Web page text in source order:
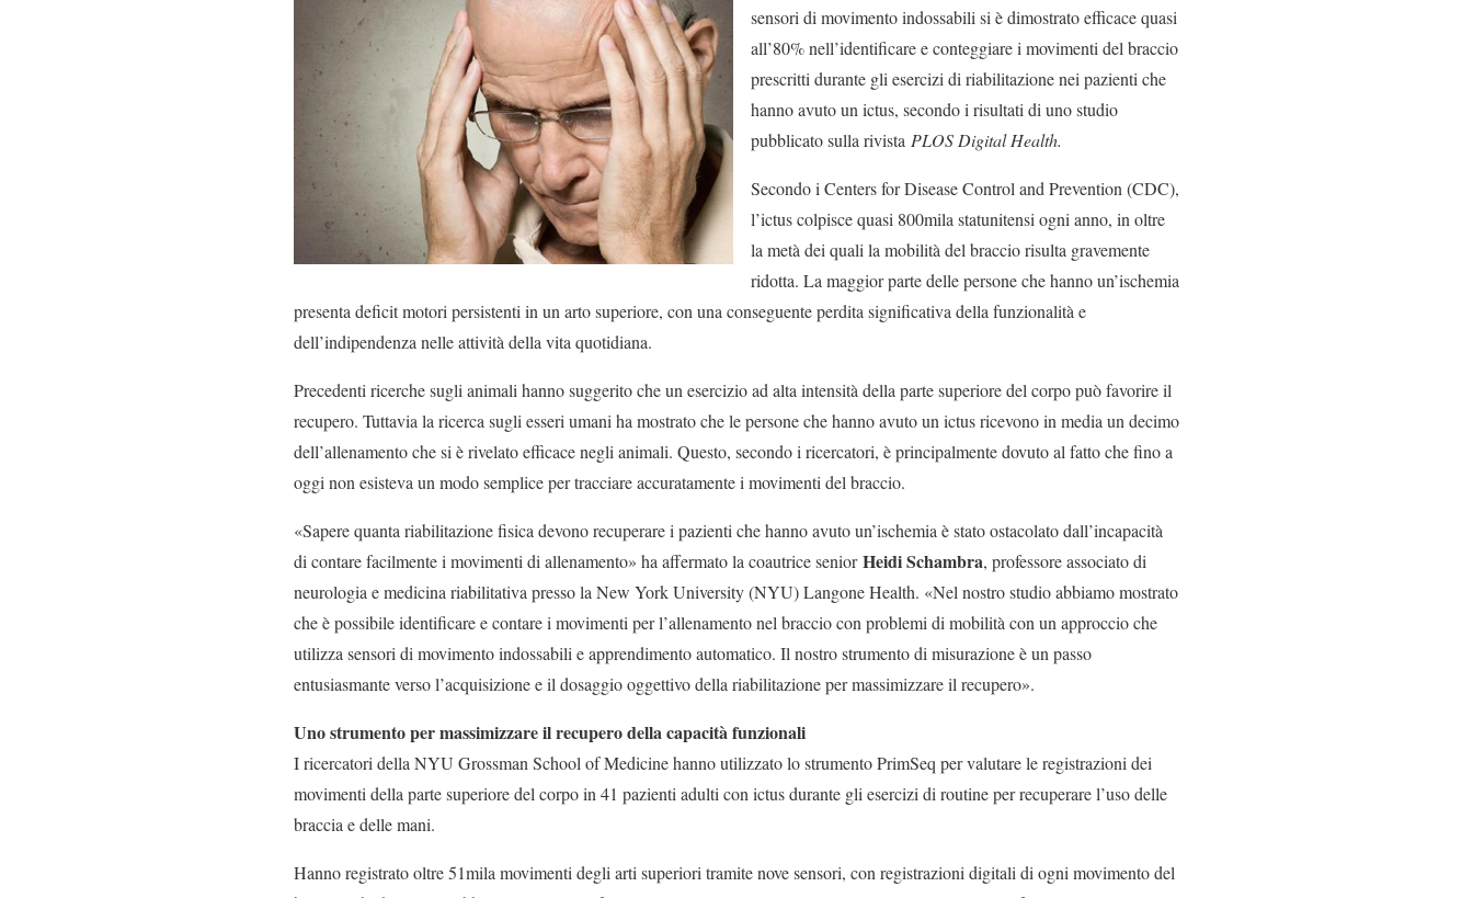
sensori di movimento indossabili si è dimostrato efficace quasi
all’80% nell’identificare e conteggiare i movimenti del braccio
prescritti durante gli esercizi di riabilitazione nei pazienti che
hanno avuto un ictus, secondo i risultati di uno studio
pubblicato sulla rivista PLOS Digital Health.
Secondo i Centers for Disease Control and Prevention (CDC),
l’ictus colpisce quasi 800mila statunitensi ogni anno, in oltre
la metà dei quali la mobilità del braccio risulta gravemente
ridotta. La maggior parte delle persone che hanno un’ischemia
presenta deficit motori persistenti in un arto superiore, con una conseguente perdita significativa della funzionalità e
dell’indipendenza nelle attività della vita quotidiana.
Precedenti ricerche sugli animali hanno suggerito che un esercizio ad alta intensità della parte superiore del corpo può favorire il
recupero. Tuttavia la ricerca sugli esseri umani ha mostrato che le persone che hanno avuto un ictus ricevono in media un decimo
dell’allenamento che si è rivelato efficace negli animali. Questo, secondo i ricercatori, è principalmente dovuto al fatto che fino a
oggi non esisteva un modo semplice per tracciare accuratamente i movimenti del braccio.
«Sapere quanta riabilitazione fisica devono recuperare i pazienti che hanno avuto un’ischemia è stato ostacolato dall’incapacità
di contare facilmente i movimenti di allenamento» ha affermato la coautrice seniorHeidi Schambra, professore associato di
neurologia e medicina riabilitativa presso la New York University (NYU) Langone Health. «Nel nostro studio abbiamo mostrato
che è possibile identificare e contare i movimenti per l’allenamento nel braccio con problemi di mobilità con un approccio che
utilizza sensori di movimento indossabili e apprendimento automatico. Il nostro strumento di misurazione è un passo
entusiasmante verso l’acquisizione e il dosaggio oggettivo della riabilitazione per massimizzare il recupero».
Uno strumento per massimizzare il recupero della capacità funzionali
I ricercatori della NYU Grossman School of Medicine hanno utilizzato lo strumento PrimSeq per valutare le registrazioni dei
movimenti della parte superiore del corpo in 41 pazienti adulti con ictus durante gli esercizi di routine per recuperare l’uso delle
braccia e delle mani.
Hanno registrato oltre 51mila movimenti degli arti superiori tramite nove sensori, con registrazioni digitali di ogni movimento del